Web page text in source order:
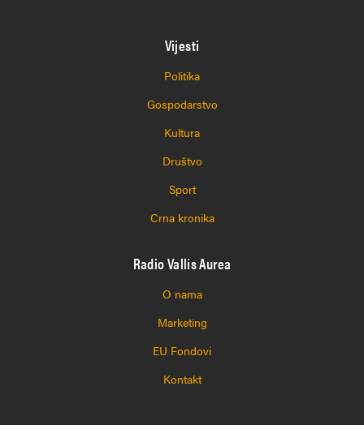
Vijesti
Politika
Gospodarstvo
Kultura
Društvo
Sport
Crna kronika
Radio Vallis Aurea
O nama
Marketing
EU Fondovi
Kontakt